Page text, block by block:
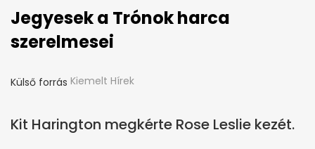
Jegyesek a Trónok harca
szerelmesei
Külső forrás Kiemelt Hírek
Kit Harington megkérte Rose Leslie kezét.